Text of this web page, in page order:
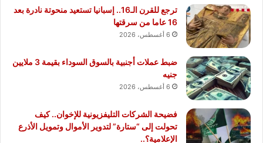
ترجع للقرن الـ16.. إسبانيا تستعيد منحوتة نادرة بعد
16 عاما من سرقتها
6 أغسطس، 2026
ضبط عملات أجنبية بالسوق السوداء بقيمة 3 ملايين
جنيه
6 أغسطس، 2026
فضيحة الشركات التليفزيونية للإخوان.. كيف
تحولت إلى “ستارة” لتدوير الأموال وتمويل الأذرع
الإعلامية؟..